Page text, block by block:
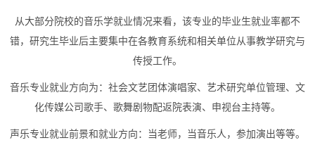
从大部分院校的音乐学就业情况来看，该专业的毕业生就业率都不
错，研究生毕业后主要集中在各教育系统和相关单位从事教学研究与
传授工作。
音乐专业就业方向为：社会文艺团体演唱家、艺术研究单位管理、文
化传媒公司歌手、歌舞剧物配返院表演、申视台主持等。
声乐专业就业前景和就业方向：当老师，当音乐人，参加演出等等。